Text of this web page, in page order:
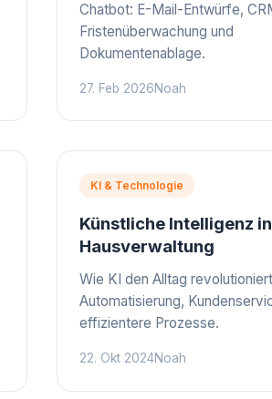
Chatbot: E-Mail-Entwürfe,
Fristenüberwachung und
Dokumentenablage.
27. Feb 2026Noah
KI & Technologie
Künstliche Intelligenz
Hausverwaltung
Wie KI den Alltag
Automatisierung,
effizientere Prozesse.
22. Okt 2024Noah